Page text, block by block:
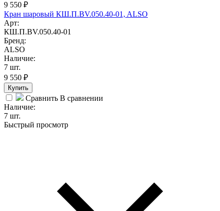
9 550 ₽
Кран шаровый КШ.П.BV.050.40-01, ALSO
Арт:
КШ.П.BV.050.40-01
Бренд:
ALSO
Наличие:
7 шт.
9 550 ₽
Купить
Сравнить В сравнении
Наличие:
7 шт.
Быстрый просмотр